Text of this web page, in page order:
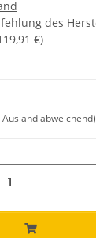
des
€)
Ausland abweichend)